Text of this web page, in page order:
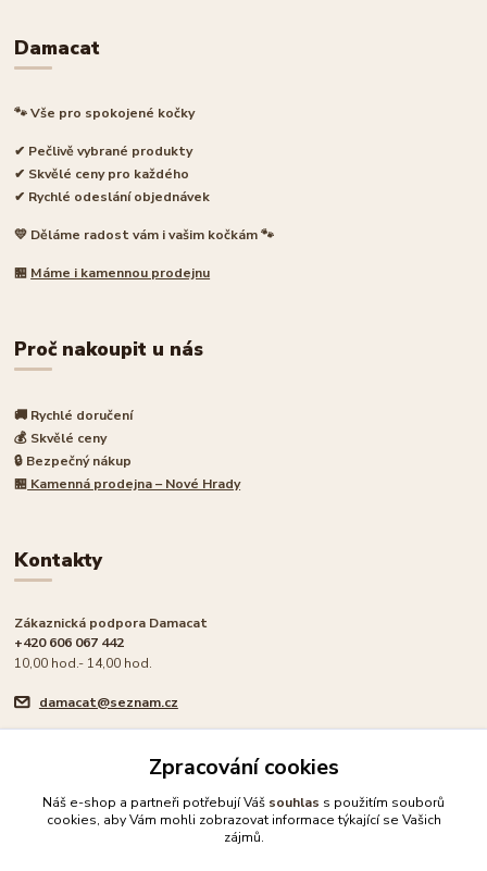
Damacat
🐾 Vše pro spokojené kočky
✔ Pečlivě vybrané produkty
✔ Skvělé ceny pro každého
✔ Rychlé odeslání objednávek
💛 Děláme radost vám i vašim kočkám 🐾
🏪 Máme i kamennou prodejnu
Proč nakoupit u nás
🚚 Rychlé doručení
💰 Skvělé ceny
🔒 Bezpečný nákup
🏪 Kamenná prodejna – Nové Hrady
Kontakty
Zákaznická podpora Damacat
+420 606 067 442
10,00 hod.- 14,00 hod.
damacat@seznam.cz
🐾 Rodinný e-shop pro milovníky koček
Zpracování cookies
Náš e-shop a partneři potřebují Váš souhlas s použitím souborů
cookies, aby Vám mohli zobrazovat informace týkající se Vašich
zájmů.